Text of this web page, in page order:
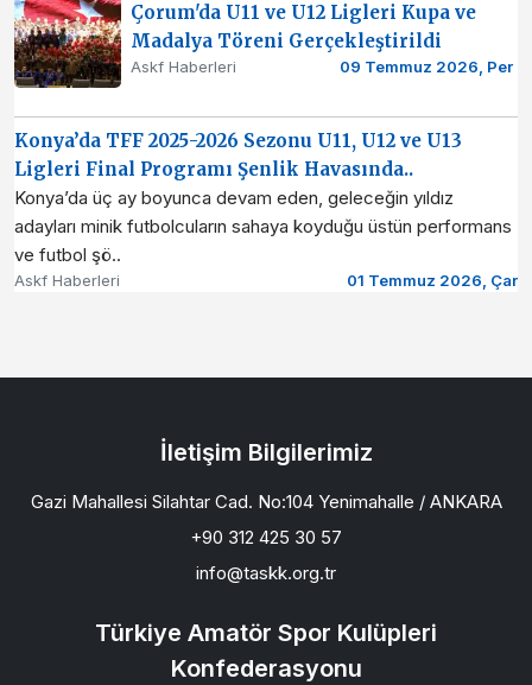
Çorum'da U11 ve U12 Ligleri Kupa ve
Madalya Töreni Gerçekleştirildi
Askf Haberleri 09 Temmuz 2026, Per
Konya’da TFF 2025-2026 Sezonu U11, U12 ve U13
Ligleri Final Programı Şenlik Havasında..
Konya’da üç ay boyunca devam eden, geleceğin yıldız
adayları minik futbolcuların sahaya koyduğu üstün performans
ve futbol şö..
Askf Haberleri 01 Temmuz 2026, Çar
İletişim Bilgilerimiz
Gazi Mahallesi Silahtar Cad. No:104 Yenimahalle / ANKARA
+90 312 425 30 57
info@taskk.org.tr
Türkiye Amatör Spor Kulüpleri
Konfederasyonu